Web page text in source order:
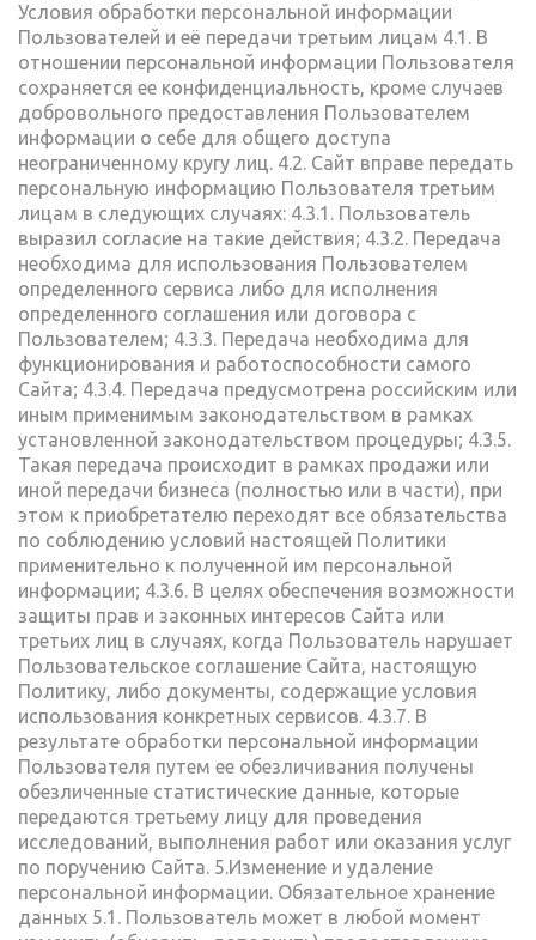
Условия обработки персональной информации
Пользователей и её передачи третьим лицам 4.1. В
отношении персональной информации Пользователя
сохраняется ее конфиденциальность, кроме случаев
добровольного предоставления Пользователем
информации о себе для общего доступа
неограниченному кругу лиц. 4.2. Сайт вправе передать
персональную информацию Пользователя третьим
лицам в следующих случаях: 4.3.1. Пользователь
выразил согласие на такие действия; 4.3.2. Передача
необходима для использования Пользователем
определенного сервиса либо для исполнения
определенного соглашения или договора с
Пользователем; 4.3.3. Передача необходима для
функционирования и работоспособности самого
Сайта; 4.3.4. Передача предусмотрена российским или
иным применимым законодательством в рамках
установленной законодательством процедуры; 4.3.5.
Такая передача происходит в рамках продажи или
иной передачи бизнеса (полностью или в части), при
этом к приобретателю переходят все обязательства
по соблюдению условий настоящей Политики
применительно к полученной им персональной
информации; 4.3.6. В целях обеспечения возможности
защиты прав и законных интересов Сайта или
третьих лиц в случаях, когда Пользователь нарушает
Пользовательское соглашение Сайта, настоящую
Политику, либо документы, содержащие условия
использования конкретных сервисов. 4.3.7. В
результате обработки персональной информации
Пользователя путем ее обезличивания получены
обезличенные статистические данные, которые
передаются третьему лицу для проведения
исследований, выполнения работ или оказания услуг
по поручению Сайта. 5.Изменение и удаление
персональной информации. Обязательное хранение
данных 5.1. Пользователь может в любой момент